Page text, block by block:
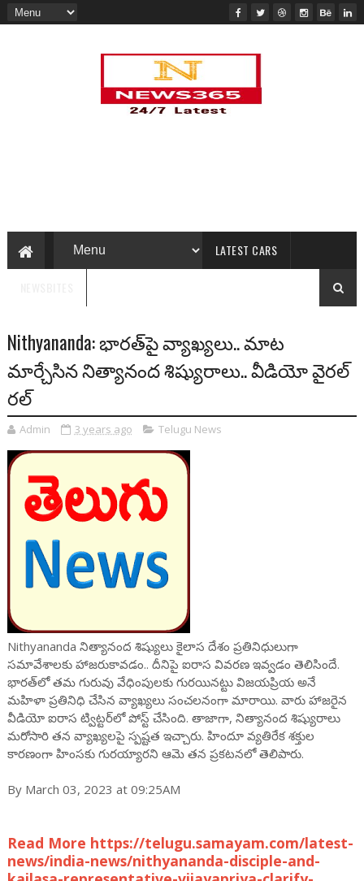
LATEST CARS
Nithyananda: భారత్‌‌‌పై వ్యాఖ్యలు.. మాట
మార్చేసిన నిత్యానంద శిష్యురాలు.. వీడియో వైరల్
రల్
Admin 3 years ago Telugu News
Nithyananda నిత్యానంద శిష్యులు కైలాస దేశం ప్రతినిధులుగా
సమావేశాలకు హాజరుకావడం.. దీనిపై ఐరాస వివరణ ఇవ్వడం తెలిసిందే.
భారత్‌లో తమ గురువు వేధింపులకు గురయినట్టు విజయప్రియ అనే
మహిళా ప్రతినిధి చేసిన వ్యాఖ్యలు సంచలనంగా మారాయి. వారు హాజరైన
వీడియో ఐరాస ట్విట్టర్‌లో పోస్ట్ చేసింది. తాజాగా, నిత్యానంద శిష్యురాలు
మరోసారి తన వ్యాఖ్యలపై స్పష్టత ఇచ్చారు. హిందూ వ్యతిరేక శక్తుల
కారణంగా హింసకు గురయ్యారని ఆమె తన ప్రకటనలో తెలిపారు.
By March 03, 2023 at 09:25AM
Read More https://telugu.samayam.com/latest-
news/india-news/nithyananda-disciple-and-